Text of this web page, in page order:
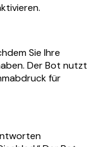
Sie Ihre
Der Bot nutzt
für